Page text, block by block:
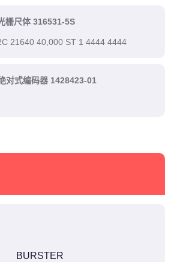
栅尺体 316531-5S
21640 40,000 ST 1 4444 4444
对式编码器 1428423-01
BURSTER